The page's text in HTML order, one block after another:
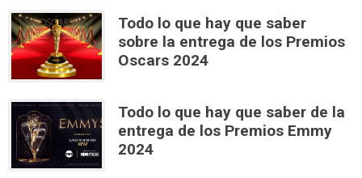
Todo lo que hay que saber
sobre la entrega de los Premios
Oscars 2024
Todo lo que hay que saber de la
entrega de los Premios Emmy
2024